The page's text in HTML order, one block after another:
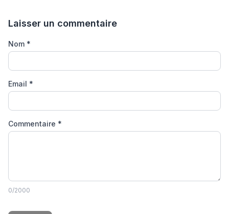
Laisser un commentaire
Nom *
Email *
Commentaire *
0/2000